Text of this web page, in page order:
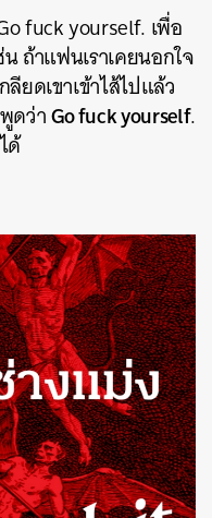
fuck yourself. เพื่อ
ถ้าแฟนเราเคยนอกใจ
ยดเขาเข้าไส้ไปแล้ว
ดว่าGo fuck yourself.
ด้